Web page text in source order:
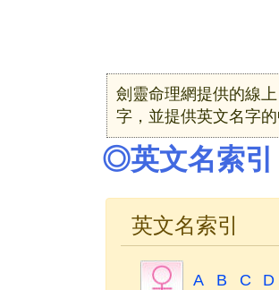
劍靈命理網提供的線
字，並提供英文名字
◎英文名索引
英文名索引
A B C D